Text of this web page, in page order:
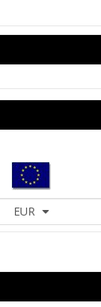
EUR